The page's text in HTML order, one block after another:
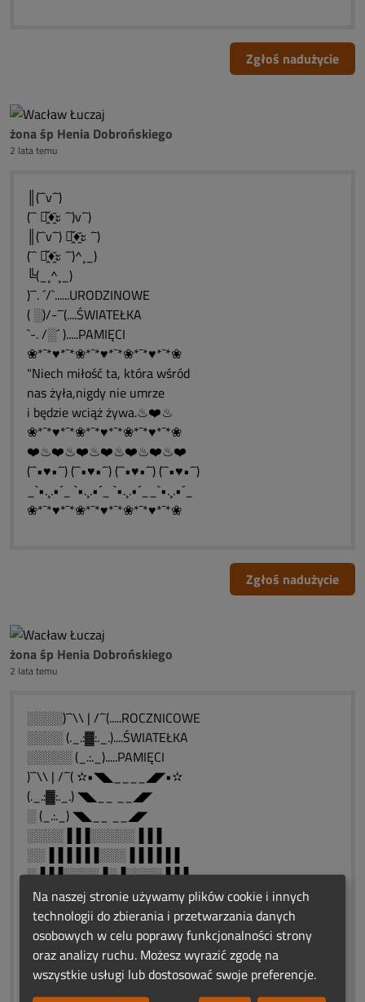
Zgłoś nadużycie
żona śp Henia Dobrońskiego
2 lata temu
║(¯`v´¯)
(¯` ะ̭̌♦̭̌ะ ´¯)v´¯)
║(¯`v´¯) ะ̭̌♦̭̌ะ ´¯)
(¯` ะ̭̌♦̭̌ะ ´¯)^¸_)
╚(_¸^¸_)
)¯`. ´/`......URODZINOWE
( ░)/-´¯(....ŚWIATEŁKA
`-. /░´ ).....PAMIĘCI
❀*¯*♥*¯*❀*¯*♥*¯*❀*¯*♥*¯*❀
"Niech miłość ta, która wśród
nas żyła,nigdy nie umrze
i będzie wciąż żywa.♨❤️♨
❀*¯*♥*¯*❀*¯*♥*¯*❀*¯*♥*¯*❀
❤️♨❤️♨❤️♨❤️♨❤️♨❤️♨❤️
(¯`•♥•´¯) (¯`•♥•´¯) (¯`•♥•´¯) (¯`•♥•´¯)
_`•.¸.•´_ `•.¸.•´_ `•.¸.•´__`•.¸.•´_
❀*¯*♥*¯*❀*¯*♥*¯*❀*¯*♥*¯*❀
Zgłoś nadużycie
żona śp Henia Dobrońskiego
2 lata temu
░░░░)¯`\\ | /´¯(.....ROCZNICOWE
░░░░ (._.:▓:._.)....ŚWIATEŁKA
░░░░░ (_.:._).....PAMIĘCI
)¯`\\ | /´¯( ✫•◥◣____◢◤•✫
(._.:▓:._.) ◥◣__ __◢◤
░ (_.:._) ◥◣__ __◢◤
░░░░▐▐▐░░░░░▐▐▐
░░▐▐▐▐▐▐░░░▐▐▐▐▐▐
░▐▐▐░░░░▐░▐░░░░▐▐▐
░▐▐▐░░░░░▐░░░░░▐▐▐
░░▐▐▐░░░░░░░░░▐▐▐
░░░░▐▐▐░░░░░▐▐▐
░░░░░░▐▐▐░▐▐▐
░░░░░░░░▐▐▐
░░░░░░░░░
Na naszej stronie używamy plików cookie i innych
technologii do zbierania i przetwarzania danych
osobowych w celu poprawy funkcjonalności strony
oraz analizy ruchu. Możesz wyrazić zgodę na
wszystkie usługi lub dostosować swoje preferencje.